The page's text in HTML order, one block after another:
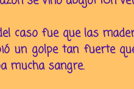
caso fue que las
un golpe tan fuerte
mucha sangre.